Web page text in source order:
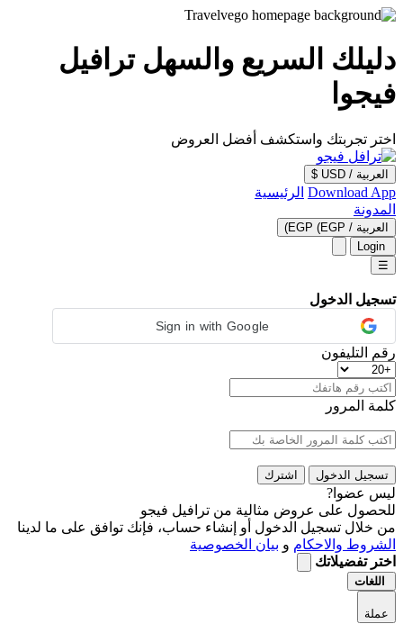
دليلك السريع والسهل ترافيل
فيجوا
اختر تجربتك واستكشف أفضل العروض
العربية /
Download App الرئيسية
المدونة
العربية /
Login
☰
تسجيل الدخول
Sign in with Google
رقم التليفون
كلمة المرور
تسجيل الدخول اشترك
ليس عضوا?
للحصول على عروض مثالية من ترافيل فيجو
من خلال تسجيل الدخول أو إنشاء حساب، فإنك توافق على ما لدينا
الشروط والاحكام و بيان الخصوصية
اختر تفضيلاتك
اللغات
عملة